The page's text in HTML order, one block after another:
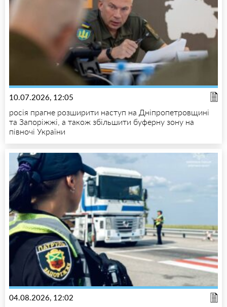
10.07.2026, 12:05
росія прагне розширити наступ на Дніпропетровщині
та Запоріжжі, а також збільшити буферну зону на
півночі України
04.08.2026, 12:02